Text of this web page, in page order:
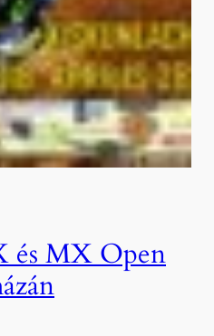
és MX Open